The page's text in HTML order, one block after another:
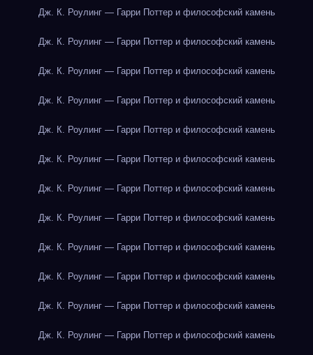
Дж. К. Роулинг — Гарри Поттер и философский камень
Дж. К. Роулинг — Гарри Поттер и философский камень
Дж. К. Роулинг — Гарри Поттер и философский камень
Дж. К. Роулинг — Гарри Поттер и философский камень
Дж. К. Роулинг — Гарри Поттер и философский камень
Дж. К. Роулинг — Гарри Поттер и философский камень
Дж. К. Роулинг — Гарри Поттер и философский камень
Дж. К. Роулинг — Гарри Поттер и философский камень
Дж. К. Роулинг — Гарри Поттер и философский камень
Дж. К. Роулинг — Гарри Поттер и философский камень
Дж. К. Роулинг — Гарри Поттер и философский камень
Дж. К. Роулинг — Гарри Поттер и философский камень